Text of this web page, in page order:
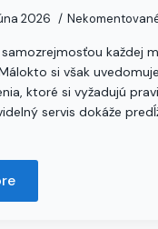
2026
každej
si však
ktoré si vyžadujú
servis dokáže